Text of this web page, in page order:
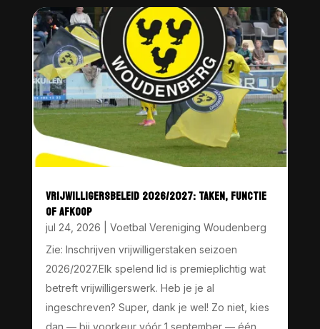
VRIJWILLIGERSBELEID 2026/2027: TAKEN, FUNCTIE
OF AFKOOP
jul 24, 2026
Voetbal Vereniging Woudenberg
Zie: Inschrijven vrijwilligerstaken seizoen
2026/2027.Elk spelend lid is premieplichtig wat
betreft vrijwilligerswerk. Heb je je al
ingeschreven? Super, dank je wel! Zo niet, kies
dan — bij voorkeur vóór 1 september — één